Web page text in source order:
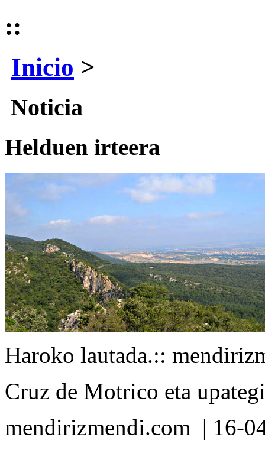
::
Inicio >
Noticia
Helduen irteera
Haroko lautada.::
Cruz de Motrico eta
mendirizmendi.com | 16-